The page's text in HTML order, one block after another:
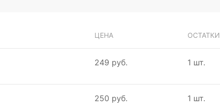
ЦЕНА ОСТАТКИ
249 руб. 1 шт.
250 руб. 1 шт.